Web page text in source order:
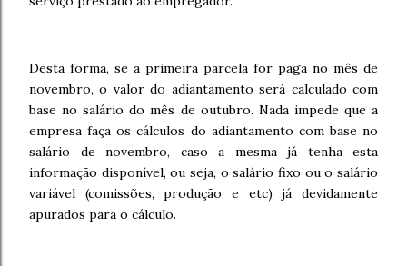
Desta forma, se a primeira parcela for paga no mês de
novembro, o valor do adiantamento será calculado com
base no salário do mês de outubro. Nada impede que a
empresa faça os cálculos do adiantamento com base no
salário de novembro, caso a mesma já tenha esta
informação disponível, ou seja, o salário fixo ou o salário
variável (comissões, produção e etc) já devidamente
apurados para o cálculo.